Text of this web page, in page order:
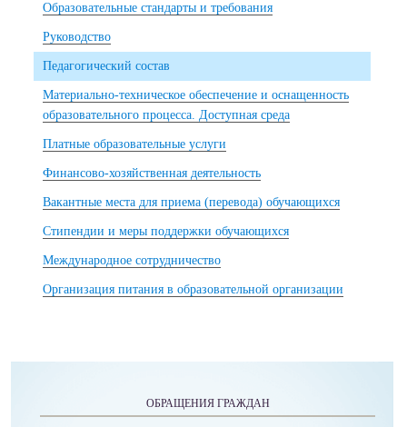
Образовательные стандарты и требования
Руководство
Педагогический состав
Материально-техническое обеспечение и оснащенность
образовательного процесса. Доступная среда
Платные образовательные услуги
Финансово-хозяйственная деятельность
Вакантные места для приема (перевода) обучающихся
Стипендии и меры поддержки обучающихся
Международное сотрудничество
Организация питания в образовательной организации
ОБРАЩЕНИЯ ГРАЖДАН